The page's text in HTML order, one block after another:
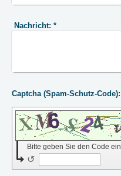
Nachricht: *
Bitte geben Sie den Code ein
↺